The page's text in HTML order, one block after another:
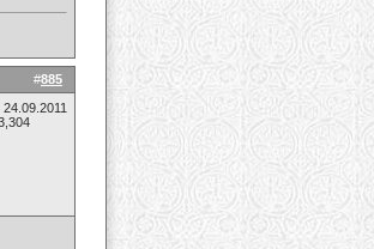
#885